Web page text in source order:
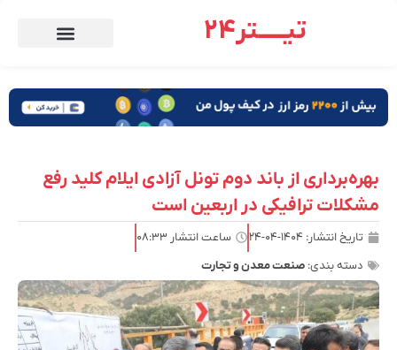
تیـــــتر24
بهره‌برداری از باند دوم تونل آزادی ایلام کلید رفع
مشکلات ترافیکی در اربعین است
تاریخ انتشار: ۱۴۰۴-۰۴-۲۴ ساعت انتشار ۰۸:۳۳
دسته بندی: صنعت معدن و تجارت